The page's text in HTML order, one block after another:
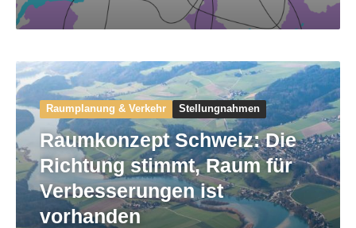
Raumplanung & Verkehr Stellungnahmen
Raumkonzept Schweiz: Die
Richtung stimmt, Raum für
Verbesserungen ist
vorhanden